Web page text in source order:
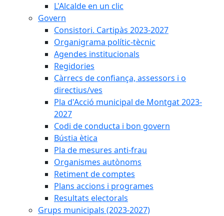
L'Alcalde en un clic
Govern
Consistori. Cartipàs 2023-2027
Organigrama polític-tècnic
Agendes institucionals
Regidories
Càrrecs de confiança, assessors i o
directius/ves
Pla d'Acció municipal de Montgat 2023-
2027
Codi de conducta i bon govern
Bústia ètica
Pla de mesures anti-frau
Organismes autònoms
Retiment de comptes
Plans accions i programes
Resultats electorals
Grups municipals (2023-2027)